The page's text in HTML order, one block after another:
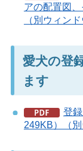
アの配置図
（別ウィン
愛犬の登
ます
登
249KB）（別